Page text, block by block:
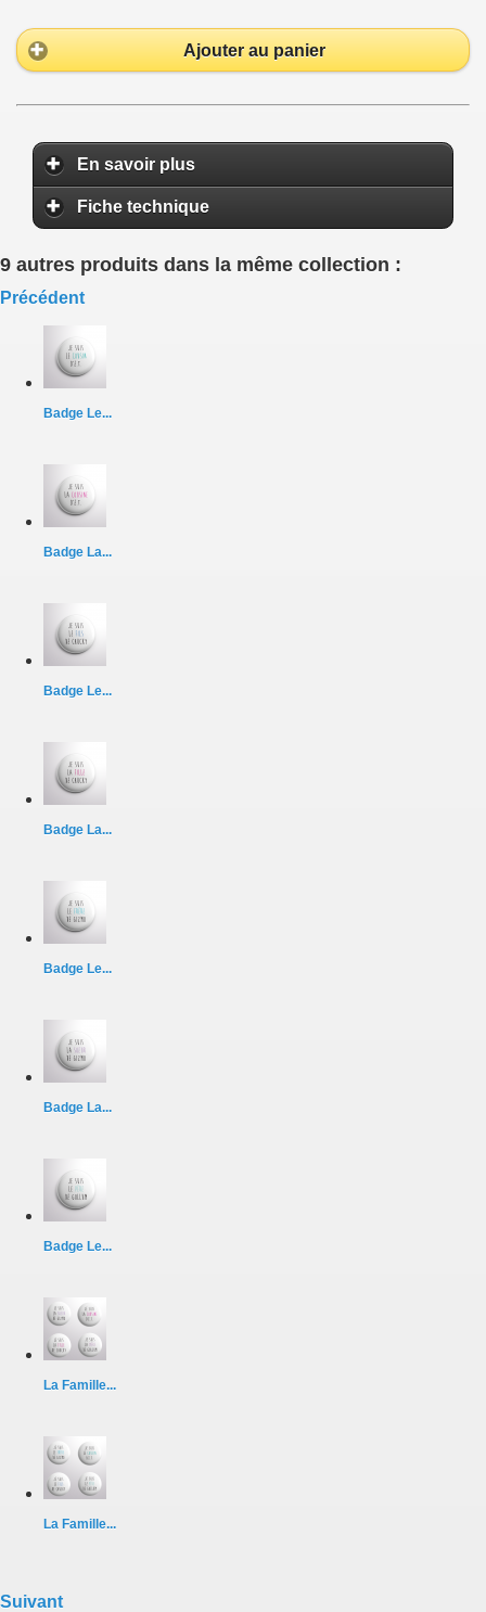
Ajouter au panier
En savoir plus
Fiche technique
9 autres produits dans la même collection :
Précédent
Badge Le...
Badge La...
Badge Le...
Badge La...
Badge Le...
Badge La...
Badge Le...
La Famille...
La Famille...
Suivant